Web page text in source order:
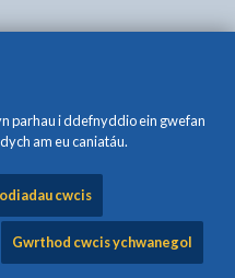
parhau i ddefnyddio ein gwefan
am eu caniatáu.
cwcis
Gwrthod cwcis ychwanegol
trydydd sector yw Cronfa
Cymru. Mae’n
ac yn dod â
gyfer digwyddiadau,